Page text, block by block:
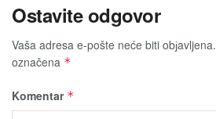
Ostavite odgovor
Vaša adresa e-pošte neće biti obјavljena.
označena *
Komentar *